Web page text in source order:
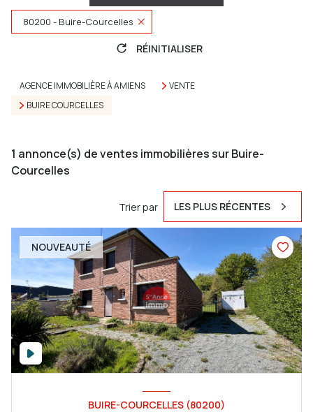
80200 - Buire-Courcelles
RÉINITIALISER
AGENCE IMMOBILIÈRE À AMIENS
VENTE
BUIRE COURCELLES
1 annonce(s) de ventes immobilières sur Buire-
Courcelles
Trier par LES PLUS RÉCENTES
NOUVEAUTÉ
BUIRE-COURCELLES (80200)